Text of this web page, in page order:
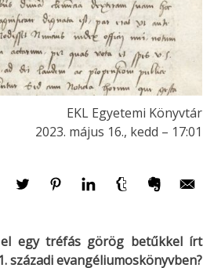
EKL Egyetemi Könyvtár
2023. május 16., kedd – 17:01
egy tréfás görög betűkkel írt
századi evangéliumoskönyvben?